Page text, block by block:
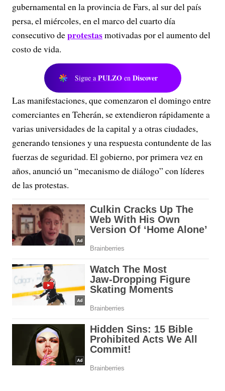
gubernamental en la provincia de Fars, al sur del país
persa, el miércoles, en el marco del cuarto día
consecutivo deprotestasmotivadas por el aumento del
costo de vida.
Sigue a PULZO en Discover
Las manifestaciones, que comenzaron el domingo entre
comerciantes en Teherán, se extendieron rápidamente a
varias universidades de la capital y a otras ciudades,
generando tensiones y una respuesta contundente de las
fuerzas de seguridad. El gobierno, por primera vez en
años, anunció un “mecanismo de diálogo” con líderes
de las protestas.